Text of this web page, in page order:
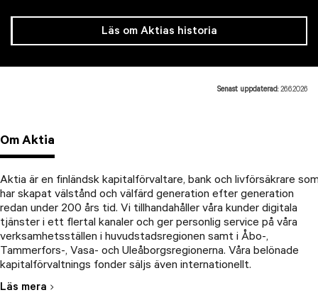
Läs om Aktias historia
Senast uppdaterad:26.6.2026
Om Aktia
Aktia är en finländsk kapitalförvaltare, bank och livförsäkrare
har skapat välstånd och välfärd generation efter generation
redan under 200 års tid. Vi tillhandahåller våra kunder digitala
tjänster i ett flertal kanaler och ger personlig service på våra
verksamhetsställen i huvudstadsregionen samt i Åbo-,
Tammerfors-, Vasa- och Uleåborgsregionerna. Våra belönade
kapitalförvaltnings fonder säljs även internationellt.
Läs mera